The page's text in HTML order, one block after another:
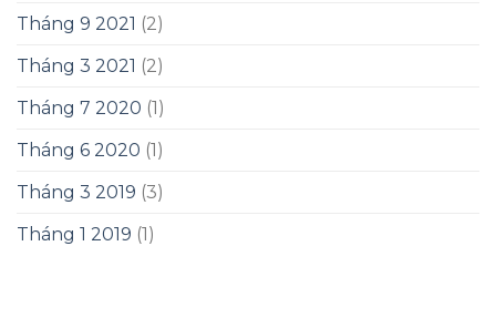
Tháng 9 2021 (2)
Tháng 3 2021 (2)
Tháng 7 2020 (1)
Tháng 6 2020 (1)
Tháng 3 2019 (3)
Tháng 1 2019 (1)